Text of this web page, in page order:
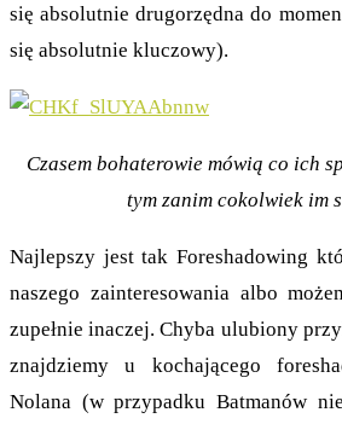
się absolutnie drugorzędna do
się absolutnie kluczowy).
Czasem bohaterowie mówią co ich
tym zanim cokolwiek im
Najlepszy jest tak Foreshadowing
naszego zainteresowania albo
zupełnie inaczej. Chyba ulubiony
znajdziemy u kochającego
Nolana (w przypadku Batmanów